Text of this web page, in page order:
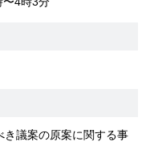
き議案の原案に関する事